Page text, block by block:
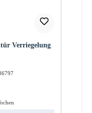
Verriegelung